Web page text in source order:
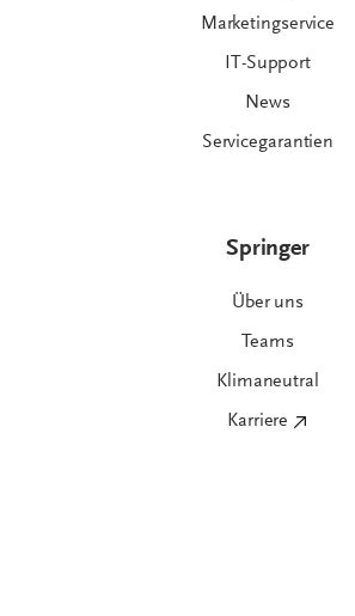
Marketingservice
IT-Support
News
Servicegarantien
Springer
Über uns
Teams
Klimaneutral
Karriere